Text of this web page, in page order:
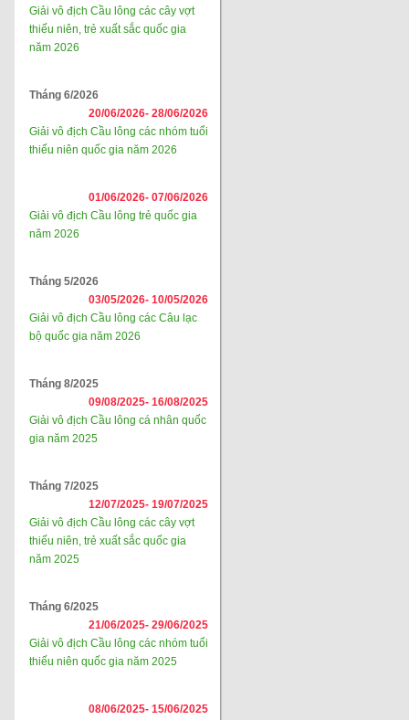
Giải vô địch Cầu lông các cây vợt
thiếu niên, trẻ xuất sắc quốc gia
năm 2026
Tháng 6/2026
20/06/2026- 28/06/2026
Giải vô địch Cầu lông các nhóm tuổi
thiếu niên quốc gia năm 2026
01/06/2026- 07/06/2026
Giải vô địch Cầu lông trẻ quốc gia
năm 2026
Tháng 5/2026
03/05/2026- 10/05/2026
Giải vô địch Cầu lông các Câu lạc
bộ quốc gia năm 2026
Tháng 8/2025
09/08/2025- 16/08/2025
Giải vô địch Cầu lông cá nhân quốc
gia năm 2025
Tháng 7/2025
12/07/2025- 19/07/2025
Giải vô địch Cầu lông các cây vợt
thiếu niên, trẻ xuất sắc quốc gia
năm 2025
Tháng 6/2025
21/06/2025- 29/06/2025
Giải vô địch Cầu lông các nhóm tuổi
thiếu niên quốc gia năm 2025
08/06/2025- 15/06/2025